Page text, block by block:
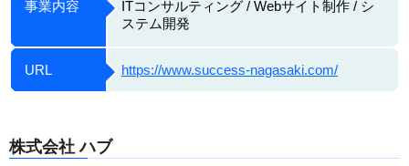
事業内容
ITコンサルティング / Webサイト制作 / シ
ステム開発
URL https://www.success-nagasaki.com/
株式会社 ハブ